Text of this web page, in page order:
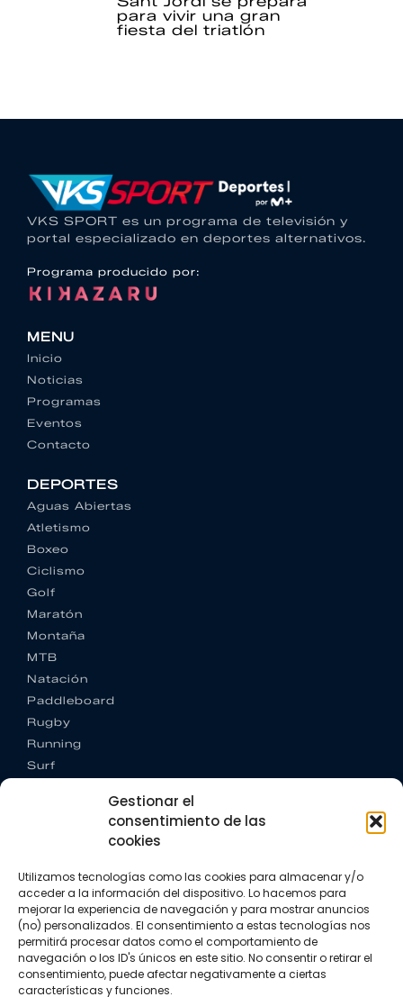
Gestionar el
consentimiento de las
cookies
Utilizamos tecnologías como las cookies para almacenar y/o
acceder a la información del dispositivo. Lo hacemos para
mejorar la experiencia de navegación y para mostrar anuncios
(no) personalizados. El consentimiento a estas tecnologías nos
permitirá procesar datos como el comportamiento de
navegación o los ID's únicos en este sitio. No consentir o retirar el
consentimiento, puede afectar negativamente a ciertas
características y funciones.
para vivir una gran
fiesta del triatlón
VKS SPORT es un programa de televisión y
portal especializado en deportes alternativos.
Programa producido por:
MENU
Inicio
Noticias
Programas
Eventos
Contacto
DEPORTES
Aguas Abiertas
Atletismo
Boxeo
Ciclismo
Golf
Maratón
Montaña
MTB
Natación
Paddleboard
Rugby
Running
Surf
CONTACTO
+34 662 342 177
info@vkssport.com
SÍGUENOS